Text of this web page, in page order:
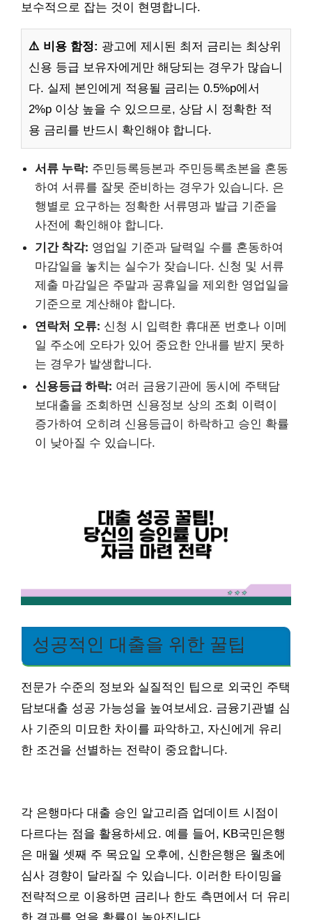
보수적으로 잡는 것이 현명합니다.
⚠️ 비용 함정: 광고에 제시된 최저 금리는 최상위
신용 등급 보유자에게만 해당되는 경우가 많습니
다. 실제 본인에게 적용될 금리는 0.5%p에서
2%p 이상 높을 수 있으므로, 상담 시 정확한 적
용 금리를 반드시 확인해야 합니다.
서류 누락: 주민등록등본과 주민등록초본을 혼동
하여 서류를 잘못 준비하는 경우가 있습니다. 은
행별로 요구하는 정확한 서류명과 발급 기준을
사전에 확인해야 합니다.
기간 착각: 영업일 기준과 달력일 수를 혼동하여
마감일을 놓치는 실수가 잦습니다. 신청 및 서류
제출 마감일은 주말과 공휴일을 제외한 영업일을
기준으로 계산해야 합니다.
연락처 오류: 신청 시 입력한 휴대폰 번호나 이메
일 주소에 오타가 있어 중요한 안내를 받지 못하
는 경우가 발생합니다.
신용등급 하락: 여러 금융기관에 동시에 주택담
보대출을 조회하면 신용정보 상의 조회 이력이
증가하여 오히려 신용등급이 하락하고 승인 확률
이 낮아질 수 있습니다.
성공적인 대출을 위한 꿀팁
전문가 수준의 정보와 실질적인 팁으로 외국인 주택
담보대출 성공 가능성을 높여보세요. 금융기관별 심
사 기준의 미묘한 차이를 파악하고, 자신에게 유리
한 조건을 선별하는 전략이 중요합니다.
각 은행마다 대출 승인 알고리즘 업데이트 시점이
다르다는 점을 활용하세요. 예를 들어, KB국민은행
은 매월 셋째 주 목요일 오후에, 신한은행은 월초에
심사 경향이 달라질 수 있습니다. 이러한 타이밍을
전략적으로 이용하면 금리나 한도 측면에서 더 유리